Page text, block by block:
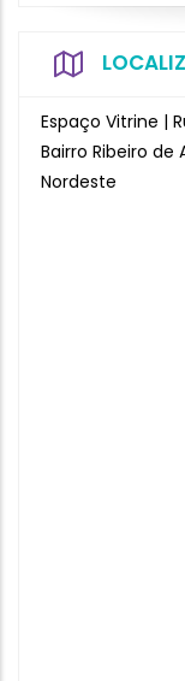
Espaço Vitrine |
Bairro Ribeiro de
Nordeste